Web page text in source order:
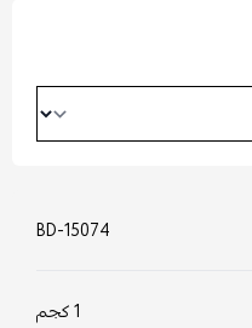
BD-15074
1 كجم